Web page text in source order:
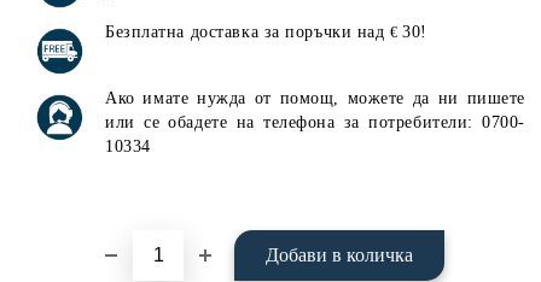
Безплатна доставка за поръчки над€30!
Ако имате нужда от помощ, можете да ни пишете
или се обадете на телефона за потребители: 0700-
10334